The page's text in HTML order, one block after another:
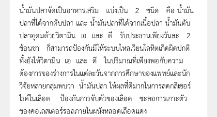
น้ำมันปลาจัดเป็นอาหารเสริม แบ่งเป็น 2 ชนิด คือ น้ำมัน
ปลาที่ได้จากตับปลา และ น้ำมันปลาที่ได้จากเนื้อปลา น้ำมันตับ
ปลาอุดมด้วยวิตามิน เอ และ ดี รับประธานเพียงวันละ 2
ช้อนชา ก็สามารถป้องกันมิให้ระบบไหลเวียนโลหิตเกิดผิดปกติ
ทั้งยังให้วิตามิน เอ และ ดี ในปริมาณที่เพียงพอกับความ
ต้องการของร่างการในแต่ละวันจากการศึกษาของแพทย์และนัก
วิจัยหลายกลุ่มพบว่า น้ำมันปลา ให้ผลที่ดีมากในการลดกลีเซอร์
ไรด์ในเลือด ป้องกันการจับตัวของเลือด ชะลอการเกาะตัว
ของคอเลสเตอร์รอลภายในผนังหลอดเลือดแดง